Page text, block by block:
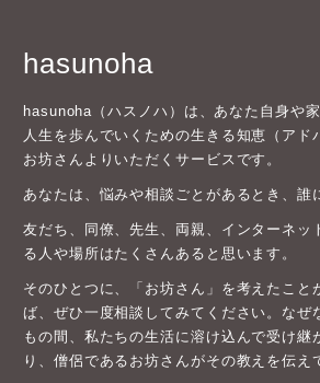
hasunoha
hasunoha（ハスノハ）は、あなた自身や
人生を歩んでいくための生きる知恵（アド
お坊さんよりいただくサービスです。
あなたは、悩みや相談ごとがあるとき、誰
友だち、同僚、先生、両親、インターネッ
る人や場所はたくさんあると思います。
そのひとつに、「お坊さん」を考えたこと
ば、ぜひ一度相談してみてください。なぜ
もの間、私たちの生活に溶け込んで受け継
り、僧侶であるお坊さんがその教えを伝え